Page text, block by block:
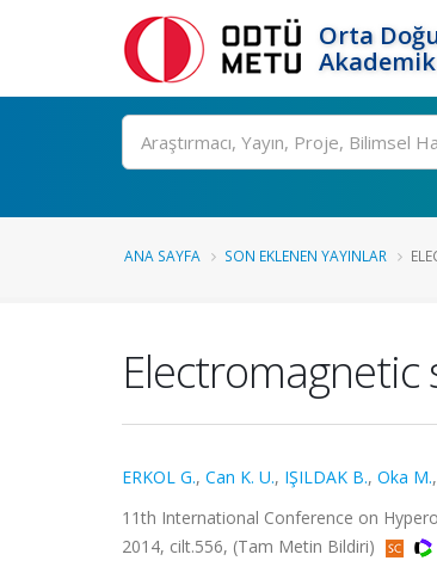
Orta
Ara
ANA SAYFA SON EKLENEN YAYINLAR
ERKOL G., Can K. U., IŞILDAK B., Oka M.,
11th International Conference on
2014, cilt.556, (Tam Metin Bildiri)